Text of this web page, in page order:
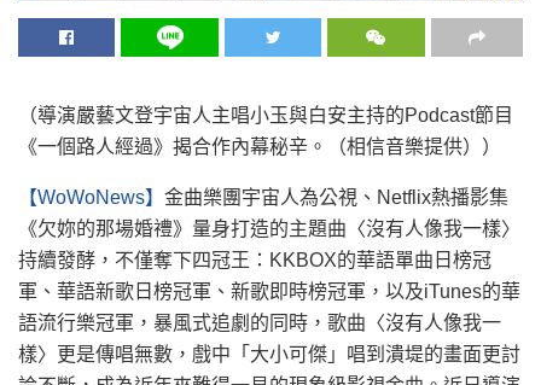
（導演嚴藝文登宇宙人主唱小玉與白安主持的Podcast節目
《一個路人經過》揭合作內幕秘辛。（相信音樂提供））
【WoWoNews】 金曲樂團宇宙人為公視、Netflix熱播影集
《欠妳的那場婚禮》量身打造的主題曲〈沒有人像我一樣〉
持續發酵，不僅奪下四冠王：KKBOX的華語單曲日榜冠
軍、華語新歌日榜冠軍、新歌即時榜冠軍，以及iTunes的華
語流行樂冠軍，暴風式追劇的同時，歌曲〈沒有人像我一
樣〉更是傳唱無數，戲中「大小可傑」唱到潰堤的畫面更討